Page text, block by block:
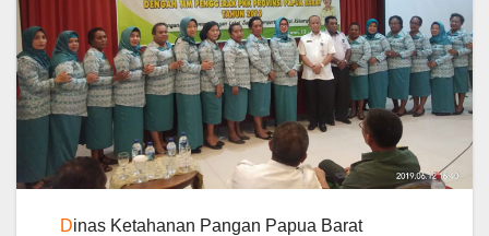
Dinas Ketahanan Pangan Papua Barat